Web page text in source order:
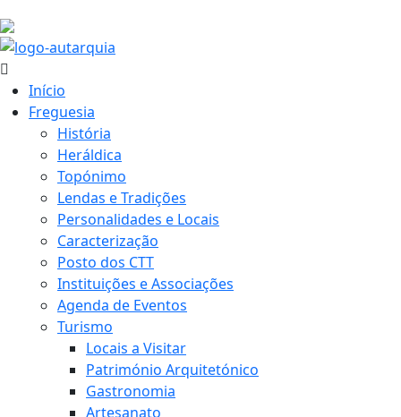
Início
Freguesia
História
Heráldica
Topónimo
Lendas e Tradições
Personalidades e Locais
Caracterização
Posto dos CTT
Instituições e Associações
Agenda de Eventos
Turismo
Locais a Visitar
Património Arquitetónico
Gastronomia
Artesanato